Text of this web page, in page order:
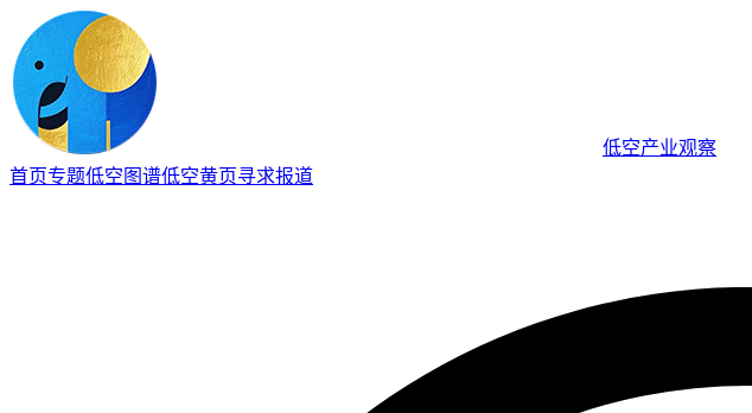
低空产业观察
首页专题低空图谱低空黄页寻求报道